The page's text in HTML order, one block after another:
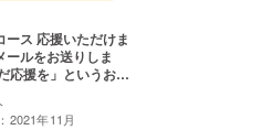
だけま
ールをお送りしま
応援を」というお気
嬉しいです。
2021年11月